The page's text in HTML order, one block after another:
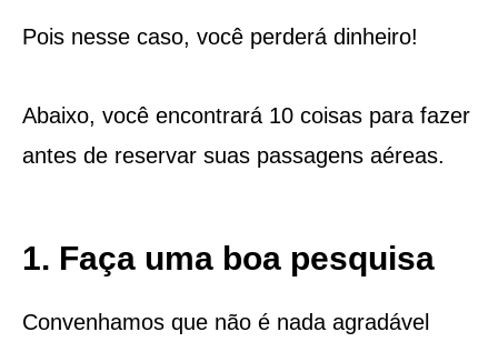
Pois nesse caso, você perderá dinheiro!
Abaixo, você encontrará 10 coisas para fazer
antes de reservar suas passagens aéreas.
1. Faça uma boa pesquisa
Convenhamos que não é nada agradável